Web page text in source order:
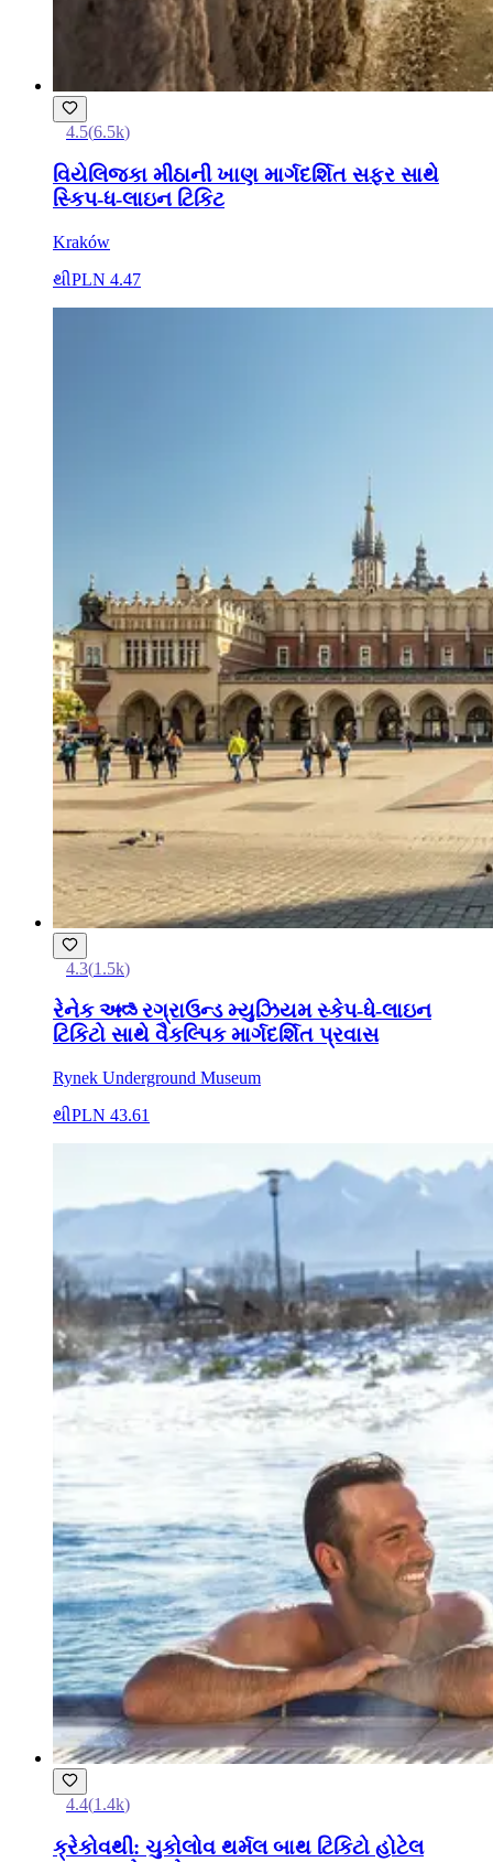
4.5(6.5k)
વિયેલિજ્કા મીઠાની ખાણ માર્ગદર્શિત સફર સાથે
સ્કિપ-ધ-લાઇન ટિકિટ
Kraków
થીPLN 4.47
4.3(1.5k)
રેનેક અಂಡરગ્રાઉન્ડ મ્યુઝિયમ સ્કેપ-ધે-લાઇન
ટિકિટો સાથે વૈકલ્પિક માર્ગદર્શિત પ્રવાસ
Rynek Underground Museum
થીPLN 43.61
4.4(1.4k)
ક્રેકોવથી: ચુકોલોવ થર્મલ બાથ ટિકિટો હોટેલ